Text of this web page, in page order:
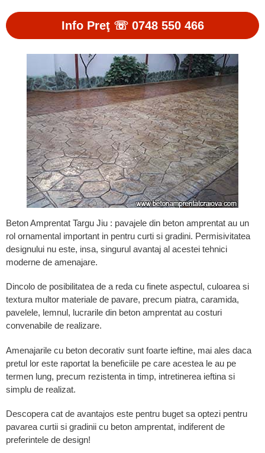
Info Preţ ☏ 0748 550 466
Beton Amprentat Targu Jiu : pavajele din beton amprentat au un
rol ornamental important in pentru curti si gradini. Permisivitatea
designului nu este, insa, singurul avantaj al acestei tehnici
moderne de amenajare.
Dincolo de posibilitatea de a reda cu finete aspectul, culoarea si
textura multor materiale de pavare, precum piatra, caramida,
pavelele, lemnul, lucrarile din beton amprentat au costuri
convenabile de realizare.
Amenajarile cu beton decorativ sunt foarte ieftine, mai ales daca
pretul lor este raportat la beneficiile pe care acestea le au pe
termen lung, precum rezistenta in timp, intretinerea ieftina si
simplu de realizat.
Descopera cat de avantajos este pentru buget sa optezi pentru
pavarea curtii si gradinii cu beton amprentat, indiferent de
preferintele de design!